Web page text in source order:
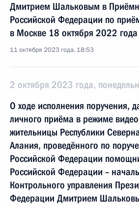
Дмитрием Шальковым в
Российской Федерации по
в Москве 18 октября 2022 года
11 октября 2023 года, 18:53
2 октября 2023 года,
О ходе исполнения поручения,
личного приёма в режиме
жительницы Республики
Алания, проведённого по
Российской Федерации
Российской Федерации –
Контрольного управления
Федерации Дмитрием